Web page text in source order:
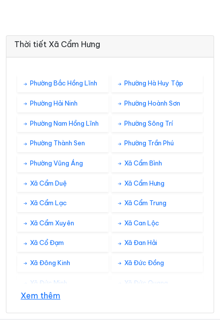
Thời tiết Xã Cẩm Hưng
Phường Bắc Hồng Lĩnh Phường Hà Huy Tập
Phường Hải Ninh Phường Hoành Sơn
Phường Nam Hồng Lĩnh Phường Sông Trí
Phường Thành Sen Phường Trần Phú
Phường Vũng Áng Xã Cẩm Bình
Xã Cẩm Duệ Xã Cẩm Hưng
Xã Cẩm Lạc Xã Cẩm Trung
Xã Cẩm Xuyên Xã Can Lộc
Xã Cổ Đạm Xã Đan Hải
Xã Đông Kinh Xã Đức Đồng
Xã Đức Minh Xã Đức Quang
Xem thêm